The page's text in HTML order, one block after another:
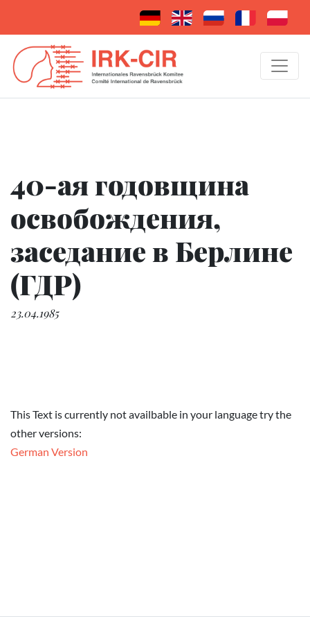
40-ая годовщина
освобождения,
заседание в Берлине
(ГДР)
23.04.1985
This Text is currently not availbable in your language try the
other versions:
German Version